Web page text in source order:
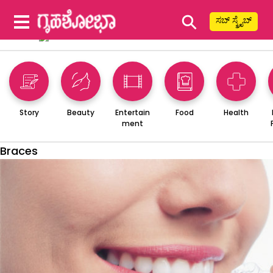
⚲ ಸಬ್ ಸ್ಕ್ರೈಬ್
Story Beauty
Entertain
ment
Food Health
Braces